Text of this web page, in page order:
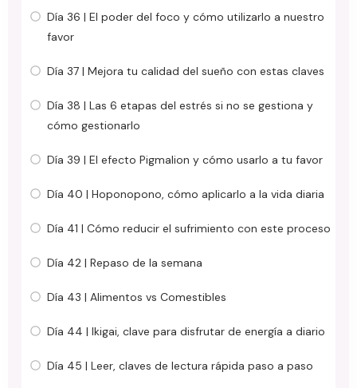
Día 36 | El poder del foco y cómo utilizarlo a nuestro
favor
Día 37 | Mejora tu calidad del sueño con estas claves
Día 38 | Las 6 etapas del estrés si no se gestiona y
cómo gestionarlo
Día 39 | El efecto Pigmalion y cómo usarlo a tu favor
Día 40 | Hoponopono, cómo aplicarlo a la vida diaria
Día 41 | Cómo reducir el sufrimiento con este proceso
Día 42 | Repaso de la semana
Día 43 | Alimentos vs Comestibles
Día 44 | Ikigai, clave para disfrutar de energía a diario
Día 45 | Leer, claves de lectura rápida paso a paso